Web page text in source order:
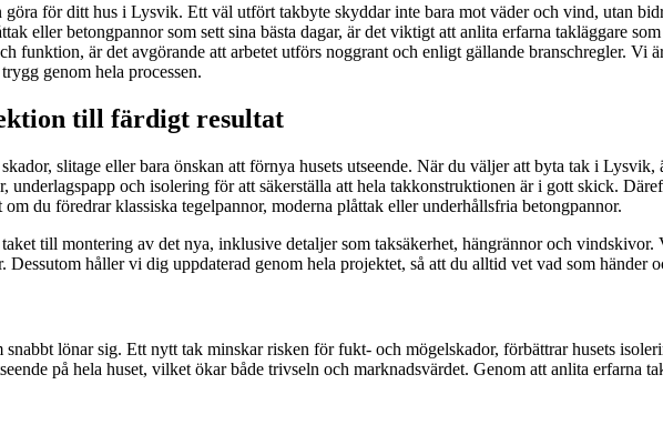
för ditt hus i Lysvik. Ett väl utfört takbyte skyddar inte bara mot väder och vind, utan
eller betongpannor som sett sina bästa dagar, är det viktigt att anlita erfarna takläggare
funktion, är det avgörande att arbetet utförs noggrant och enligt gällande branschregler. Vi
genom hela processen.
till färdigt resultat
slitage eller bara önskan att förnya husets utseende. När du väljer att byta tak i
och isolering för att säkerställa att hela takkonstruktionen är i gott skick.
du föredrar klassiska tegelpannor, moderna plåttak eller underhållsfria betongpannor.
till montering av det nya, inklusive detaljer som taksäkerhet, hängrännor och
håller vi dig uppdaterad genom hela projektet, så att du alltid vet vad som händer
lönar sig. Ett nytt tak minskar risken för fukt- och mögelskador, förbättrar husets
på hela huset, vilket ökar både trivseln och marknadsvärdet. Genom att anlita erfarna